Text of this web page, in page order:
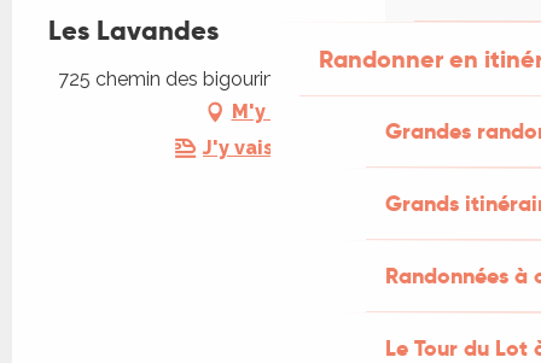
Randonner en
Grandes
Grands
Randonnées
Le Tour du Lot
Les Lavandes
725 chemin des bigourines, 46500 Rocamadour
M'y rendre
J'y vais en train !